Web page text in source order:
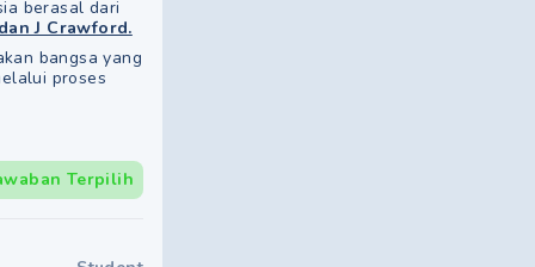
berasal dari
J Crawford.
bangsa yang
proses
Terpilih